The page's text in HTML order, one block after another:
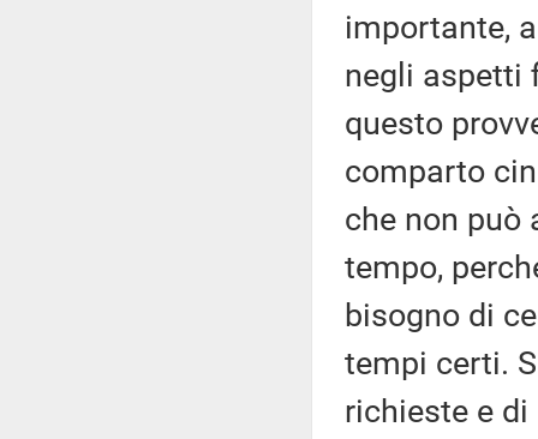
importante,
negli aspetti
questo
comparto
che non può
tempo,
bisogno di
tempi certi.
richieste e